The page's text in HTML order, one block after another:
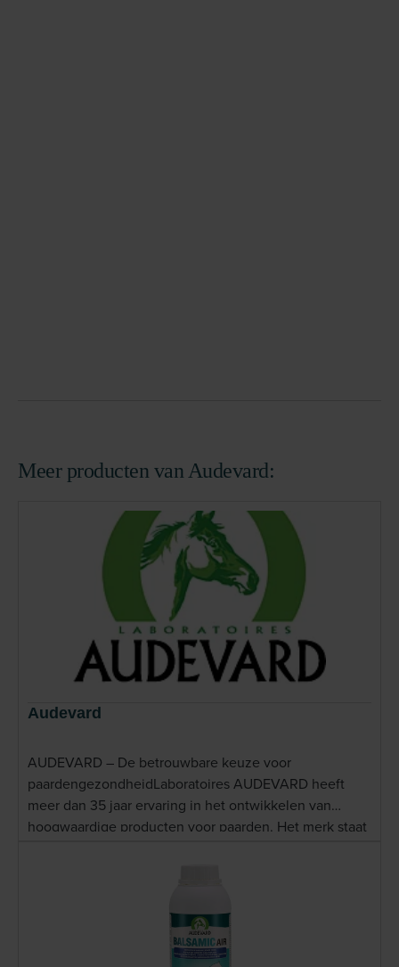
Meer producten van Audevard:
Audevard
AUDEVARD – De betrouwbare keuze voor
paardengezondheidLaboratoires AUDEVARD heeft
meer dan 35 jaar ervaring in het ontwikkelen van
hoogwaardige producten voor paarden. Het merk staat
wereldwijd, en hun producten worden in meer dan 30
landen gebruikt, zowel door alledaagse
paardenliefhebbers als topatleten in de paardensport.